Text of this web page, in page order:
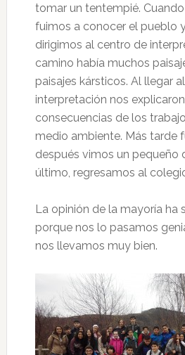
tomar un tentempié.
fuimos a conocer el pueblo
dirigimos al centro de
camino había muchos
paisajes kársticos. Al llegar
interpretación nos
consecuencias de los
medio ambiente. Más tarde
después vimos un pequeño
último, regresamos al
La opinión de la mayoría ha
porque nos lo pasamos
nos llevamos muy bien.